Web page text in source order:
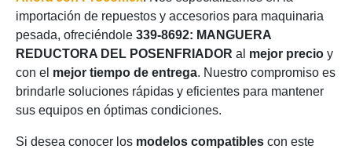
importación de repuestos y accesorios para maquinaria
pesada, ofreciéndole 339-8692: MANGUERA
REDUCTORA DEL POSENFRIADOR al mejor precio y
con el mejor tiempo de entrega. Nuestro compromiso es
brindarle soluciones rápidas y eficientes para mantener
sus equipos en óptimas condiciones.
Si desea conocer los modelos compatibles con este